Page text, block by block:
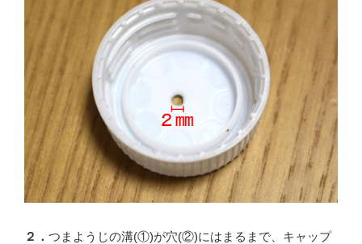
２． つまようじの溝(①)が穴(②)にはまるまで、キャップ